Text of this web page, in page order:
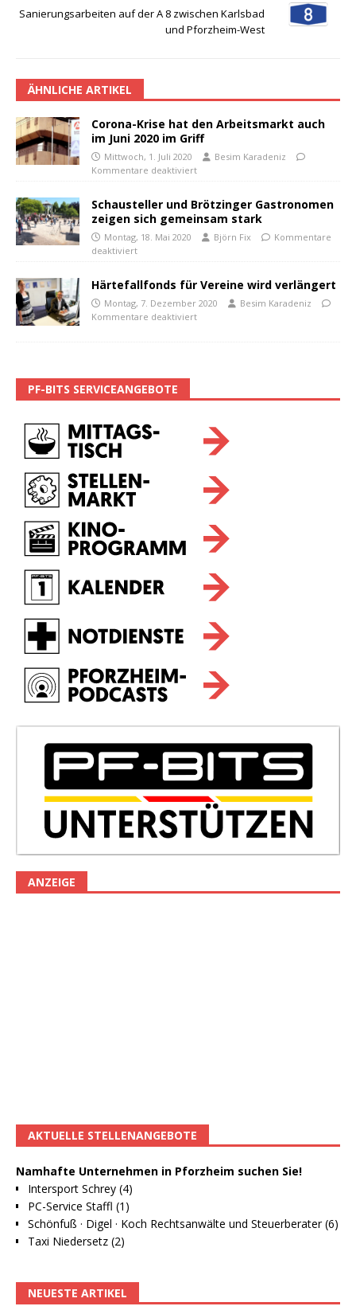
Sanierungsarbeiten auf der A 8 zwischen Karlsbad
und Pforzheim-West
ÄHNLICHE ARTIKEL
Corona-Krise hat den Arbeitsmarkt auch
im Juni 2020 im Griff
Mittwoch, 1. Juli 2020
Besim Karadeniz
Kommentare deaktiviert
Schausteller und Brötzinger Gastronomen
zeigen sich gemeinsam stark
Montag, 18. Mai 2020 Björn Fix
Kommentare
deaktiviert
Härtefallfonds für Vereine wird verlängert
Montag, 7. Dezember 2020
Besim Karadeniz
Kommentare deaktiviert
PF-BITS SERVICEANGEBOTE
ANZEIGE
AKTUELLE STELLENANGEBOTE
Namhafte Unternehmen in Pforzheim suchen Sie!
Intersport Schrey (4)
PC-Service Staffl (1)
Schönfuß · Digel · Koch Rechtsanwälte und Steuerberater (6)
Taxi Niedersetz (2)
NEUESTE ARTIKEL